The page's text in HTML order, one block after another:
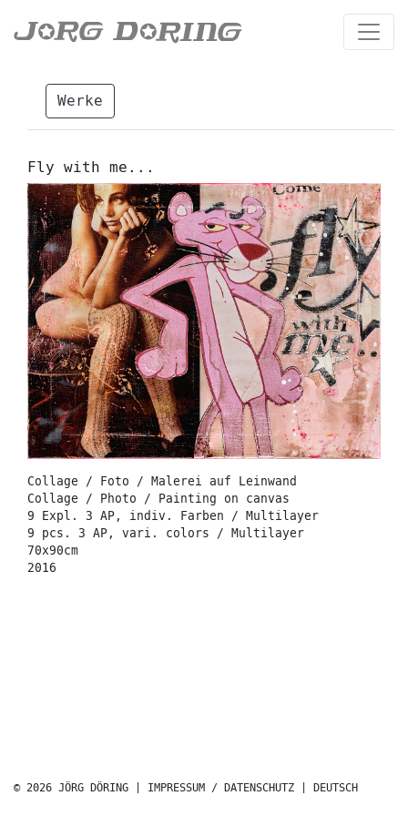
Werke
Fly with me...
Collage / Foto / Malerei auf Leinwand
Collage / Photo / Painting on canvas
9 Expl. 3 AP, indiv. Farben / Multilayer
9 pcs. 3 AP, vari. colors / Multilayer
70x90cm
2016
© 2026 JÖRG DÖRING | IMPRESSUM / DATENSCHUTZ DEUTSCH